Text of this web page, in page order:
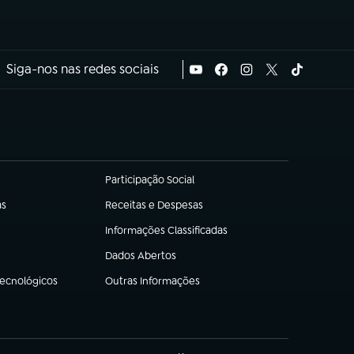
Siga-nos nas redes sociais
Participação Social
(abre em nova aba)
Receitas e Despesas
(abre em nova aba)
Informações Classificadas
(abre em nova aba)
Dados Abertos
(abre em nova aba)
Outras Informações
(abre em nova aba)